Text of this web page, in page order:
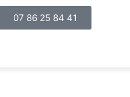
07 86 25 84 41